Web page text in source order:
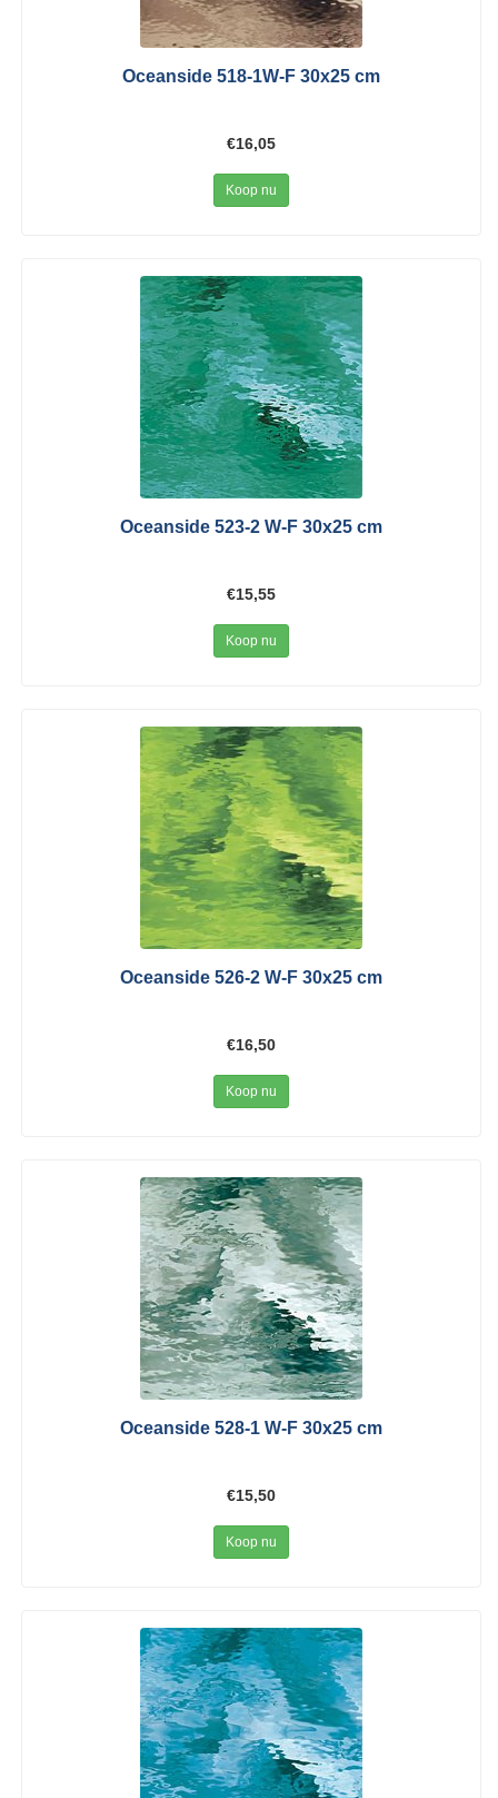
Oceanside 518-1W-F 30x25 cm
€16,05
Koop nu
Oceanside 523-2 W-F 30x25 cm
€15,55
Koop nu
Oceanside 526-2 W-F 30x25 cm
€16,50
Koop nu
Oceanside 528-1 W-F 30x25 cm
€15,50
Koop nu